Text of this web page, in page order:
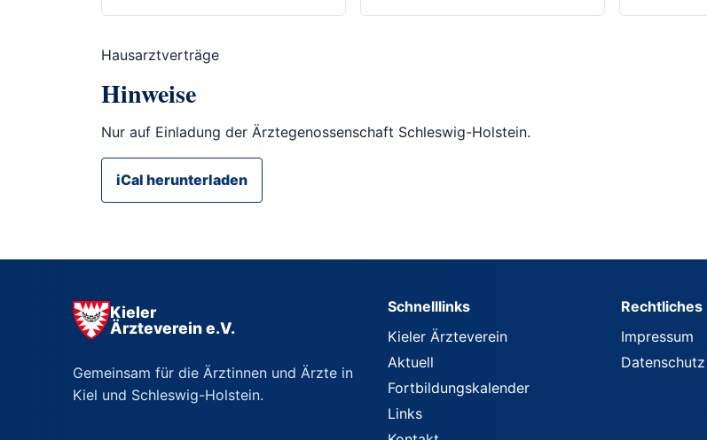
Hausarztverträge
Hinweise
Nur auf Einladung der Ärztegenossenschaft Schleswig-Holstein.
iCal herunterladen
Kieler
Ärzteverein e.V.
Gemeinsam für die Ärztinnen und Ärzte in
Kiel und Schleswig-Holstein.
Schnelllinks
Kieler Ärzteverein
Aktuell
Fortbildungskalender
Links
Rechtliches
Impressum
Datenschutz